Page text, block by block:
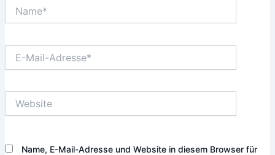
Mail-
Name, E-Mail-Adresse und Website in diesem Browser für